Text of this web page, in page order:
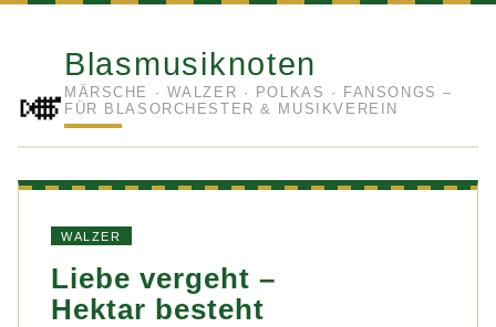
🎺
Blasmusiknoten
MÄRSCHE · WALZER · POLKAS · FANSONGS –
FÜR BLASORCHESTER & MUSIKVEREIN
WALZER
Liebe vergeht –
Hektar besteht